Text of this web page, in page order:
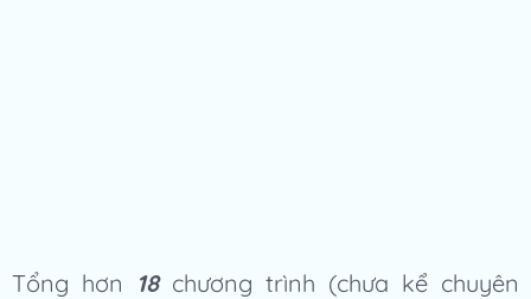
Tổng hơn 18chương trình (chưa kể chuyên